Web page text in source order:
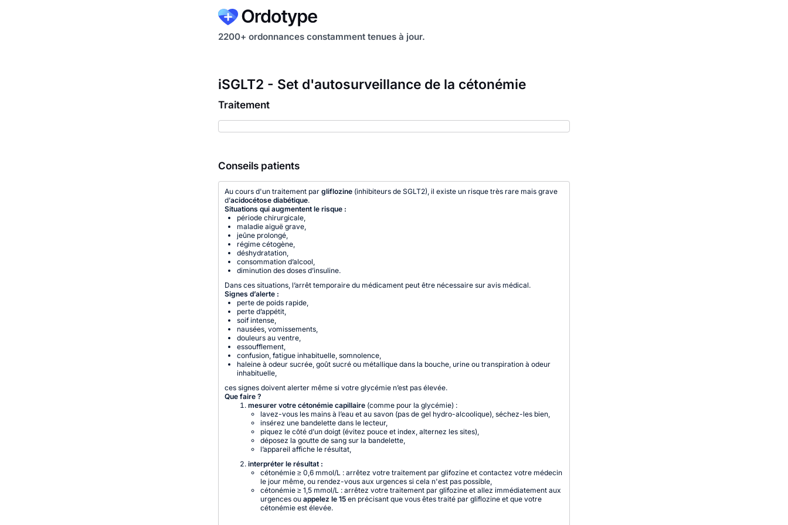
2200+ ordonnances constamment tenues à jour.
iSGLT2 - Set d'autosurveillance de la cétonémie
Traitement
Conseils patients
Au cours d'un traitement par gliflozine(inhibiteurs de SGLT2), il existe un risque très rare mais grave
d’acidocétose diabétique.
Situations qui augmentent le risque :
période chirurgicale,
maladie aiguë grave,
jeûne prolongé,
régime cétogène,
déshydratation,
consommation d’alcool,
diminution des doses d’insuline.
Dans ces situations, l’arrêt temporaire du médicament peut être nécessaire sur avis médical.
Signes d’alerte :
perte de poids rapide,
perte d’appétit,
soif intense,
nausées, vomissements,
douleurs au ventre,
essoufflement,
confusion, fatigue inhabituelle, somnolence,
haleine à odeur sucrée, goût sucré ou métallique dans la bouche, urine ou transpiration à odeur
inhabituelle,
ces signes doivent alerter même si votre glycémie n’est pas élevée.
Que faire ?
mesurer votre cétonémie capillaire(comme pour la glycémie) :
lavez-vous les mains à l’eau et au savon (pas de gel hydro-alcoolique), séchez-les bien,
insérez une bandelette dans le lecteur,
piquez le côté d’un doigt (évitez pouce et index, alternez les sites),
déposez la goutte de sang sur la bandelette,
l’appareil affiche le résultat,
interpréter le résultat :
cétonémie ≥ 0,6 mmol/L : arrêtez votre traitement par glifozine et contactez votre médecin
le jour même, ou rendez-vous aux urgences si cela n'est pas possible,
cétonémie ≥ 1,5 mmol/L : arrêtez votre traitement par glifozine et allez immédiatement aux
urgences ouappelez le 15 en précisant que vous êtes traité par gliflozine et que votre
cétonémie est élevée.